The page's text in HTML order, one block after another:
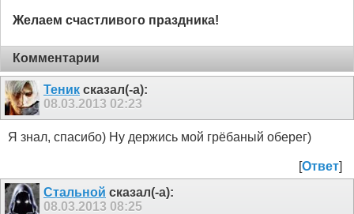
Желаем счастливого праздника!
Комментарии
Теник сказал(-а):
08.03.2013 02:23
Я знал, спасибо) Ну держись мой грёбаный оберег)
[Ответ]
Стальной сказал(-а):
08.03.2013 08:25